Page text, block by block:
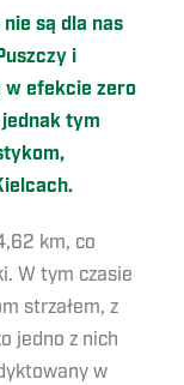
są dla nas
i
w efekcie zero
tym
km, co
W tym czasie
strzałem, z
jedno z nich
w